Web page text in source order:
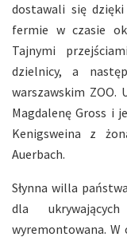
dostawali się
fermie w czasie
Tajnymi
dzielnicy, a
warszawskim ZOO.
Magdalenę Gross i
Kenigsweina z
Auerbach.
Słynna willa
dla
wyremontowana.